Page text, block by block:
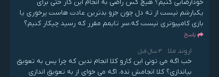
خودارضایی کنیم؟ هیچ کس راضی به انجام این کار حتی برای
یکبارشم نیست از ته دل چون جزو بدترین عادت هاست پرخوری یا
بازی کامپیوتری نیست که.سر تایمم مقرر که رسید چیکار کنیم؟
پاسخ
اروند ملا 3 سال قبل
خب اگه می تونی این کارو کلا انجام ندین که چرا پس به تعویق
بیاندازی؟ کلا انجامش نده. اگه می خوای از به تعویق اندازی